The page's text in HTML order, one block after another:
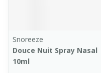
Snoreeze
Douce Nuit Spray Nasal
10ml